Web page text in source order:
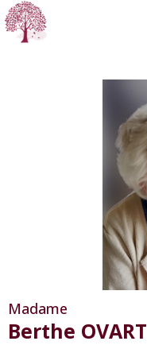
Madame
Berthe OVART